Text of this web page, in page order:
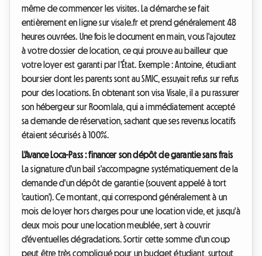
même de commencer les visites. La démarche se fait
entièrement en ligne sur visale.fr et prend généralement 48
heures ouvrées. Une fois le document en main, vous l'ajoutez
à votre dossier de location, ce qui prouve au bailleur que
votre loyer est garanti par l'État. Exemple : Antoine, étudiant
boursier dont les parents sont au SMIC, essuyait refus sur refus
pour des locations. En obtenant son visa Visale, il a pu rassurer
son hébergeur sur Roomlala, qui a immédiatement accepté
sa demande de réservation, sachant que ses revenus locatifs
étaient sécurisés à 100%.
L'Avance Loca-Pass : financer son dépôt de garantie sans frais
La signature d'un bail s'accompagne systématiquement de la
demande d'un dépôt de garantie (souvent appelé à tort
'caution'). Ce montant, qui correspond généralement à un
mois de loyer hors charges pour une location vide, et jusqu'à
deux mois pour une location meublée, sert à couvrir
d'éventuelles dégradations. Sortir cette somme d'un coup
peut être très compliqué pour un budget étudiant, surtout